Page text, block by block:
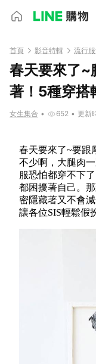
首頁 影音特輯 流行
春天要來了~
著！5種穿搭
女生集合 • 652 • 更新
春天要來了~要跟
不少啊，大腿肉
服恐怕都穿不下了
都困擾著自己。
密隱藏著又不會
讓各位SIS輕鬆假